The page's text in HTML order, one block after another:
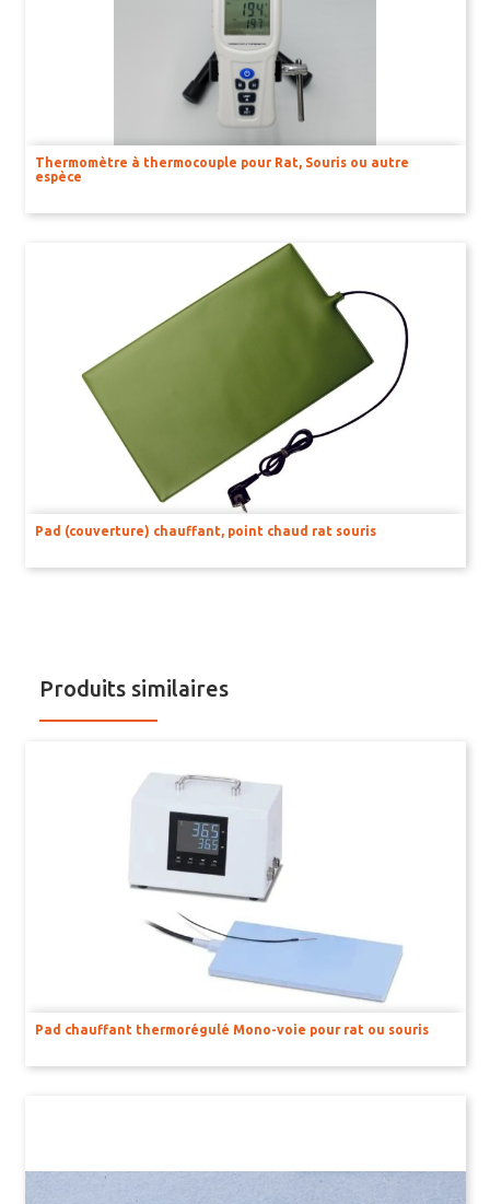
BIOLOGIE CELLULAIRE ET MOLÉCULAIRE
Dissociateurs pour suspension unicellulaire
Compteurs de cellule automatisés
Produits de séparation de cellules
Centrifugeuses
HISTOLOGIE ET PATHOLOGIE
RÉACTIFS ET CONSOMMABLES
BAINS D’ORGANE
CAPTEURS POUR BAINS D’ORGANE
AMPLIFICATEURS ET STIMULATEURS POUR BAINS D’ORGANE
UNITÉ D’ACQUISITION DE SIGNAUX
Thermomètre à thermocouple pour Rat, Souris ou autre
espèce
Pad (couverture) chauffant, point chaud rat souris
Produits similaires
Pad chauffant thermorégulé Mono-voie pour rat ou souris